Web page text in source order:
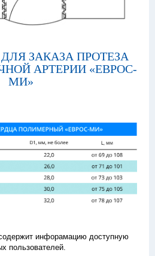
ЗАКАЗА ПРОТЕЗА
АРТЕРИИ «ЕВРОС-
МИ»
инфорамацию доступную
пользователей.